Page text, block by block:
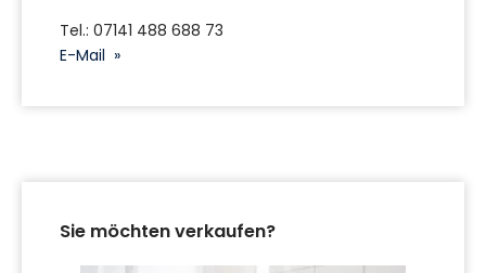
Tel.: 07141 488 688 73
E-Mail »
Sie möchten verkaufen?